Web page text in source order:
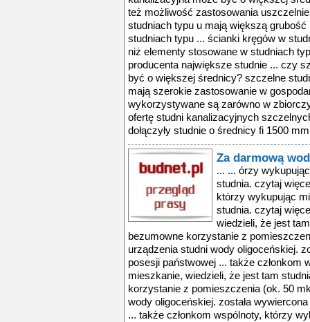
Za darmową
... ... órzy
studnia. czytaj
którzy wykupując
studnia. czytaj
wiedzieli, że jest
bezumowne korzystanie z
urządzenia studni wody oligoceńskiej.
posesji państwowej ... także członkom
mieszkanie, wiedzieli, że jest tam
korzystanie z pomieszczenia (ok. 50
wody oligoceńskiej. została
... także członkom wspólnoty, którzy